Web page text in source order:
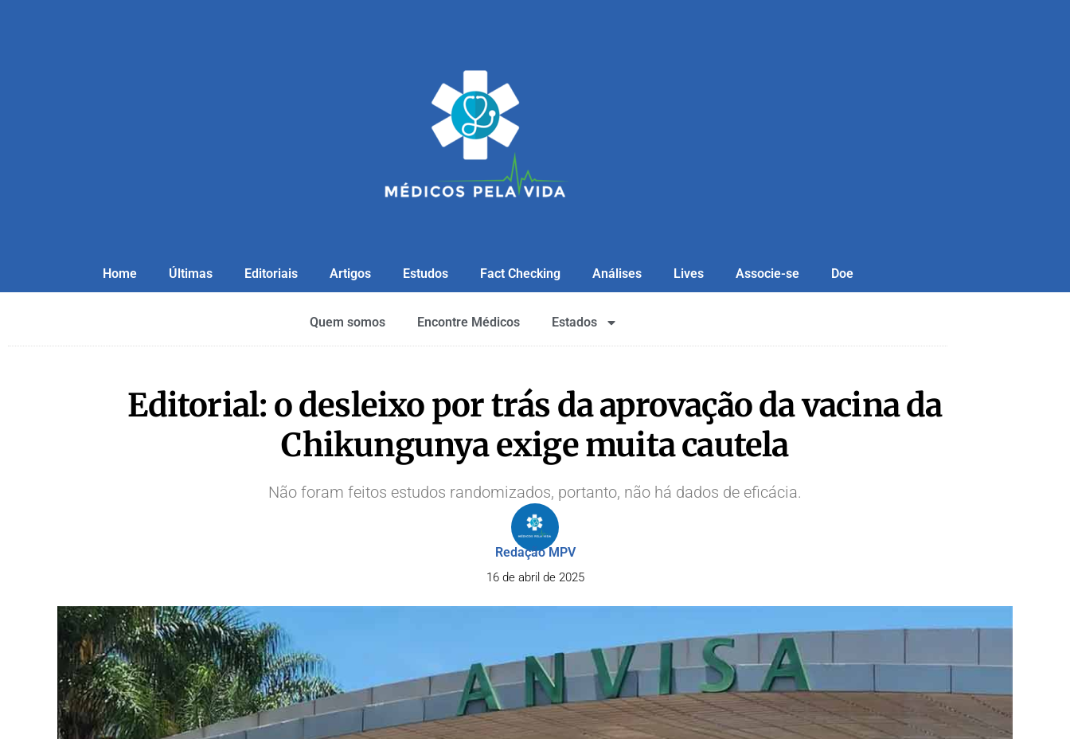
Home Últimas Editoriais Artigos Estudos Fact Checking Análises Lives Associe-se Doe
Quem somos Encontre Médicos Estados
Editorial: o desleixo por trás da aprovação da vacina da
Chikungunya exige muita cautela
Não foram feitos estudos randomizados, portanto, não há dados de eficácia.
Redação MPV
16 de abril de 2025